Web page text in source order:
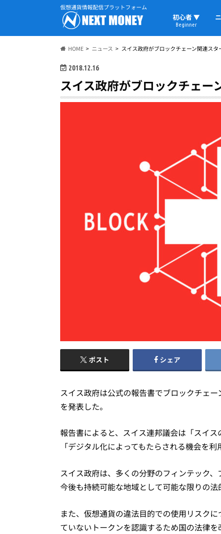
仮想通貨情報配信プラットフォーム
初心者 ▼
Beginner
HOME ニュース スイス政府がブロックチェーン関連ス
2018.12.16
スイス政府がブロックチェー
ポスト シェア
スイス政府は公式の報告書でブロックチェ
を発表した。
報告書によると、スイス連邦議会は「スイ
「デジタル化によってもたらされる機会を
スイス政府は、多くの分野のフィンテック
今後も持続可能な地域として可能な限りの
また、仮想通貨の違法目的での使用リスク
ていないトークンを認識するため国の法律